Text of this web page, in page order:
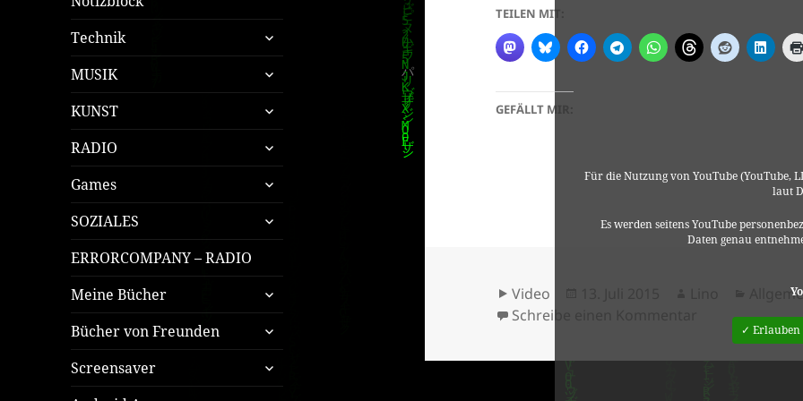
Technik
untermenü
öffnen
MUSIK
untermenü
öffnen
KUNST
untermenü
öffnen
RADIO
untermenü
öffnen
Games
untermenü
öffnen
SOZIALES
untermenü
öffnen
ERRORCOMPANY – RADIO
Meine Bücher
untermenü
öffnen
Bücher von Freunden
untermenü
öffnen
Screensaver
untermenü
öffnen
Für die Nutzung von YouTube (YouTube,
laut
Es werden seitens YouTube
Daten genau
✓ Erlauben
TEILEN MIT:
GEFÄLLT MIR:
Format
Video
Schreibe einen Kommentar
zu Max